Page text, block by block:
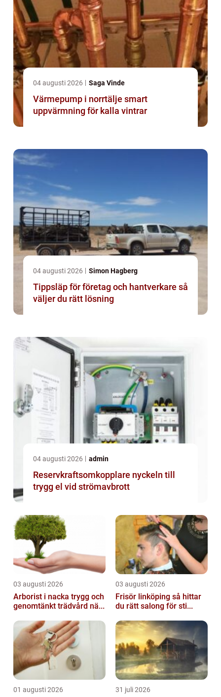
04 augusti 2026 Saga Vinde
Värmepump i norrtälje smart
uppvärmning för kalla vintrar
04 augusti 2026 Simon Hagberg
Tippsläp för företag och hantverkare så
väljer du rätt lösning
04 augusti 2026 admin
Reservkraftsomkopplare nyckeln till
trygg el vid strömavbrott
03 augusti 2026
Arborist i nacka trygg och
genomtänkt trädvård nä...
03 augusti 2026
Frisör linköping så hittar
du rätt salong för sti...
01 augusti 2026 31 juli 2026